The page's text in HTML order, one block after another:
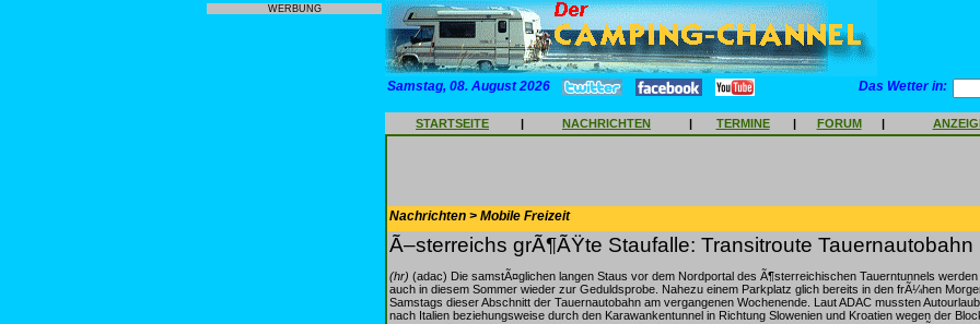
WERBUNG
Samstag, 08. August 2026 Das Wetter in:
STARTSEITE | NACHRICHTEN | TERMINE | FORUM |
Nachrichten > Mobile Freizeit
Ã–sterreichs grÃ¶ÃŸte Staufalle: Transitroute Tauernautobahn
(hr) (adac) Die samstÃ¤glichen langen Staus vor dem Nordportal des Ã¶sterreichischen Tauerntunnels
auch in diesem Sommer wieder zur Geduldsprobe. Nahezu einem Parkplatz glich bereits in den frÃ¼hen
Samstags dieser Abschnitt der Tauernautobahn am vergangenen Wochenende. Laut ADAC mussten
nach Italien beziehungsweise durch den Karawankentunnel in Richtung Slowenien und Kroatien wegen der